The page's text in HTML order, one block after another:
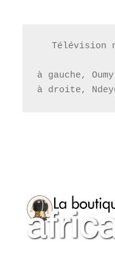
Télévision
à gauche,
à droite,